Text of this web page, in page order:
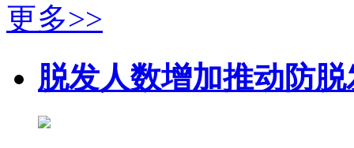
更多>>
脱发人数增加推动防